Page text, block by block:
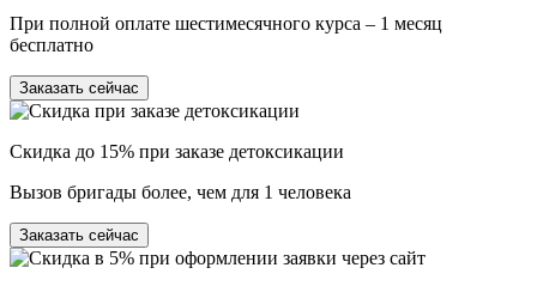
При полной оплате шестимесячного курса – 1 месяц
бесплатно
Заказать сейчас
Скидка до 15% при заказе детоксикации
Вызов бригады более, чем для 1 человека
Заказать сейчас